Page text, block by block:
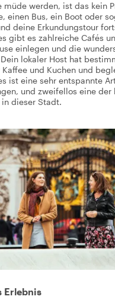
müde werden, ist das kein
einen Bus, ein Boot oder
deine Erkundungstour
gibt es zahlreiche Cafés
einlegen und die
lokaler Host hat
und Kuchen und
ist eine sehr entspannte
und zweifellos eine der
dieser Stadt.
Erlebnis